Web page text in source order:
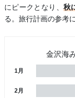
にピークとなり、 秋
る。旅行計画の参考
金沢海
1月
2月